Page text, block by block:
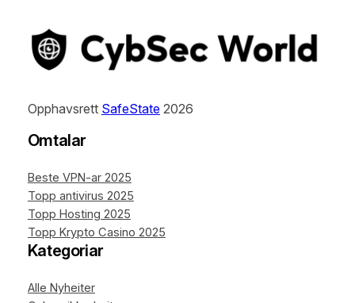
Opphavsrett SafeState2026
Omtalar
Beste VPN-ar 2025
Topp antivirus 2025
Topp Hosting 2025
Topp Krypto Casino 2025
Kategoriar
Alle Nyheiter